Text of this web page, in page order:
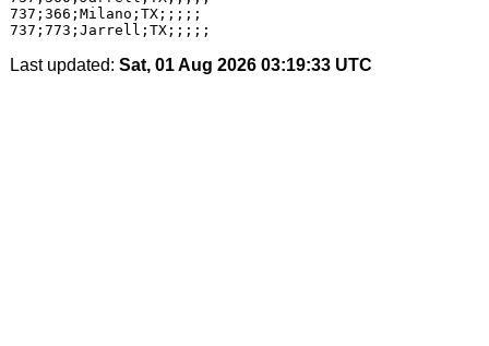
737;366;Milano;TX;;;;;
Last updated: Sat, 01 Aug 2026 03:19:33 UTC